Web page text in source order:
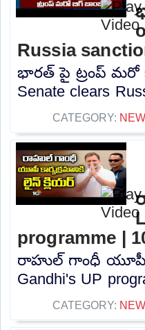
Russia
భారత్ పై ట్రంప్ మరో
Senate clears
CATEGORY:
programme |
రాహుల్ గాంధీ యూపీ
Gandhi's UP
CATEGORY: